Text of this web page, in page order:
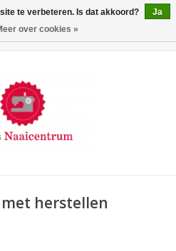
herstellen
te verbeteren. Is dat akkoord?
Ja
over cookies »